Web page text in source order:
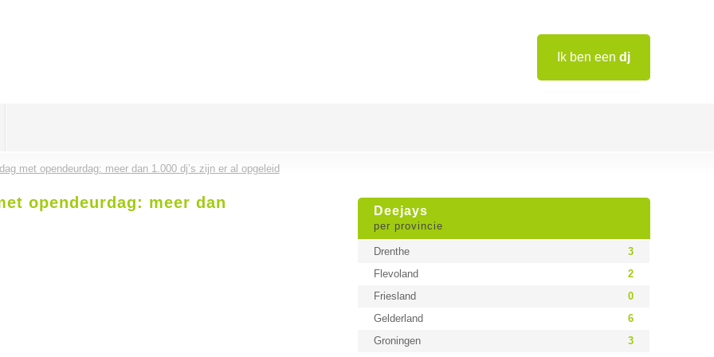
Ik ben een dj
met opendeurdag: meer dan 1.000 dj’s zijn er al opgeleid
Deejays
per provincie
Drenthe
3
Flevoland
2
Friesland
0
Gelderland
6
Groningen
3
opendeurdag: meer dan